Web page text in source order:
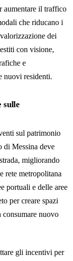
aumentare il traffico
che riducano i
dei
con visione,
e
nuovi residenti.
sulle
sul patrimonio
di Messina deve
migliorando
rete metropolitana
portuali e delle aree
per creare spazi
nuovo
gli incentivi per